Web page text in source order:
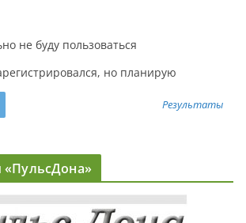
не буду пользоваться
но планирую
Результаты
«ПульсДона»